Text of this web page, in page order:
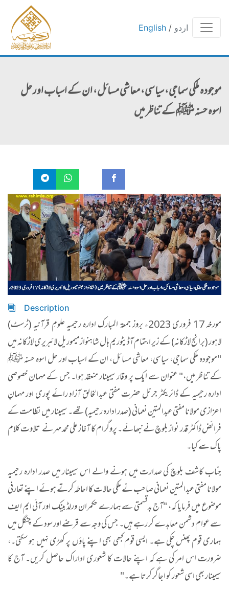
English / اردو
موجودہ ملکی سماجی، سیاسی، معاشی مسائل، ان کے اسباب اور حل
اسوہ حسنہ ﷺ کے تناظر میں
Description
مورخہ 17 فروری 2023ء بروز جمعة المبارك اداره رحیمیہ علومِ قرآنیہ (ٹرسٹ)
لاہور (برانج لاڑکانہ) کے زیر ابتمام آڈیٹوریم ہال شاہنوازميموريل لائبریری لاڑكانہ میں
"موجودہ ملکی سماجی، سیاسی، معاشی مسائل، ان کے اسباب اور حل اسوہ حسنہ ﷺ
کے تناظر میں،" عنوان سے ایک پر وقار سیمینار منعقد ہوا۔ جس کے مہمان خصوصی
اداره رحیمیہ کے ڈائریکٹر جرنل حضرت مفتی عبدالخالق آزاد رائے پوری اور مہمانِ
اعزازی مولانا مفتی عبدالمتین نعمانی (صدر ادارہ رحیمیہ) تھے۔ سیمینار میں نظامت کے
فرائض ڈاکٹر قدر نواز بلوچ نے نبھائے۔ پروگرام کا آغاز علی محمد مہر نے تلاوت کلام
پاک سے کیا۔
جناب کاشف بلوچ کی صدارت میں ہونے والے اس سیمینار میں صدر اداره رحیمیہ
مولانا مفتی عبدالمتین نعمانی صاحب نے ملکی حالات کا احاطہ کرتے ہوئے اپنے تعارفی
موضوع میں فرمایا کہ، "آج بدقسمتی سے ہمارے حکمران ورلڈ بینک اور آئی ایم ایف
سے عوام دشمن معاہدے کر رہے ہیں۔ جس کی وجہ سے قرضے اور سود کے چنگل میں
ہماری قوم پھنس چکی ہے۔ ایسی قوم کبھی بھی اپنے پاؤں پر کھڑی نہیں ہو سکتی۔،
ضرورت اس امر کی ہے کہ اپنے حالات کا شعوری اداراک حاصل کریں۔ آج کا
سیمینار بھی اسی شعور کو اجاگر کرتا ہے۔"